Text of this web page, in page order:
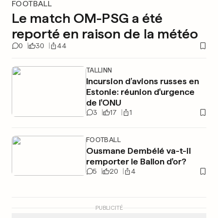
FOOTBALL
Le match OM-PSG a été
reporté en raison de la météo
0 30 44
TALLINN
Incursion d’avions russes en
Estonie: réunion d'urgence
de l'ONU
3 17 1
FOOTBALL
Ousmane Dembélé va-t-il
remporter le Ballon d'or?
5 20 4
PUBLICITÉ